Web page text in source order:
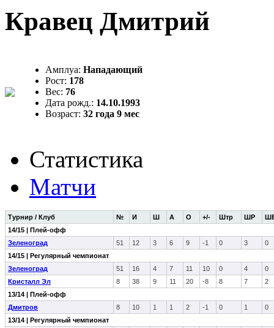
Кравец Дмитрий
Амплуа: Нападающий
Рост: 178
Вес: 76
Дата рожд.: 14.10.1993
Возраст: 32 года 9 мес
Статистика
Матчи
Турнир / Клуб № И Ш А О +/- Штр ШР
14/15 | Плей-офф
Зеленоград
51 12 3 6 9 -1 0 3
0
14/15 | Регулярный чемпионат
Зеленоград
51 16 4 7 11 10 0 4
0
Кристалл Эл
8 38 9 11 20 -8 8 7
2
13/14 | Плей-офф
Дмитров
8 10 1 1 2 -1 0 1
0
13/14 | Регулярный чемпионат